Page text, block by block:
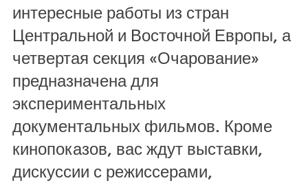
интересные работы из стран
Центральной и Восточной Европы, а
четвертая секция «Очарование»
предназначена для
экспериментальных
документальных фильмов. Кроме
кинопоказов, вас ждут выставки,
дискуссии с режиссерами,